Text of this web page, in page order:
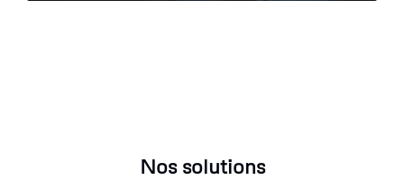
Nos solutions